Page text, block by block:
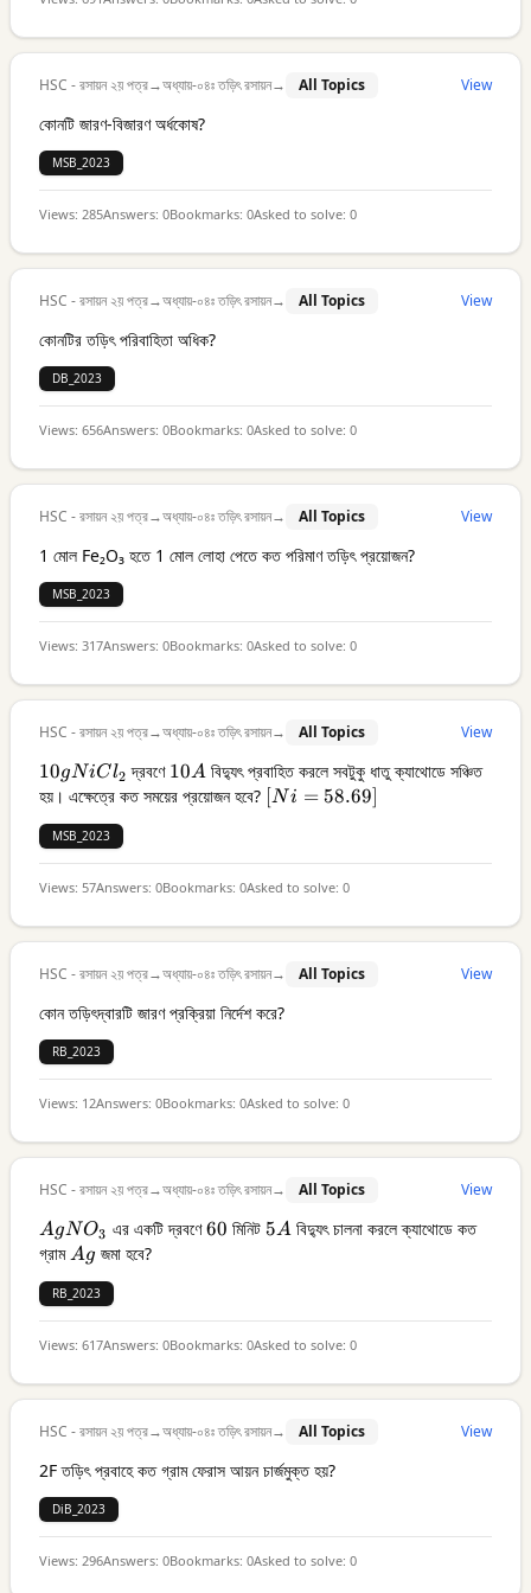
\mathrm{~V}
HSC - রসায়ন ২য় পত্র→অধ্যায়-০৪ঃ তড়িৎ রসায়ন→ All Topics View
কোনটি জারণ-বিজারণ অর্ধকোষ?
MSB_2023
Views: 285Answers: 0Bookmarks: 0Asked to solve: 0
HSC - রসায়ন ২য় পত্র→অধ্যায়-০৪ঃ তড়িৎ রসায়ন→ All Topics View
কোনটির তড়িৎ পরিবাহিতা অধিক?
DB_2023
Views: 656Answers: 0Bookmarks: 0Asked to solve: 0
HSC - রসায়ন ২য় পত্র→অধ্যায়-০৪ঃ তড়িৎ রসায়ন→ All Topics View
1 মোল Fe₂O₃ হতে 1 মোল লোহা পেতে কত পরিমাণ তড়িৎ প্রয়োজন?
MSB_2023
Views: 317Answers: 0Bookmarks: 0Asked to solve: 0
HSC - রসায়ন ২য় পত্র→অধ্যায়-০৪ঃ তড়িৎ রসায়ন→ All Topics View
10g
NiCl₂
10gNiCl2 দ্রবণে 10A
10Aবিদ্যুৎ প্রবাহিত করলে সবটুকু ধাতু ক্যাথোডে সঞ্চিত
হয়। এক্ষেত্রে কত সময়ের প্রয়োজন হবে? [Ni =
Ni = 58.69
MSB_2023
Views: 57Answers: 0Bookmarks: 0Asked to solve: 0
HSC - রসায়ন ২য় পত্র→অধ্যায়-০৪ঃ তড়িৎ রসায়ন→ All Topics View
কোন তড়িৎদ্বারটি জারণ প্রক্রিয়া নির্দেশ করে?
RB_2023
Views: 12Answers: 0Bookmarks: 0Asked to solve: 0
HSC - রসায়ন ২য় পত্র→অধ্যায়-০৪ঃ তড়িৎ রসায়ন→ All Topics View
AgNO_3
AgNO3 এর একটি দ্রবণে60
60 মিনিট 5A
5Aবিদ্যুৎ চালনা করলে ক্যাথোডে কত
গ্রামAg
Ag জমা হবে?
RB_2023
Views: 617Answers: 0Bookmarks: 0Asked to solve: 0
HSC - রসায়ন ২য় পত্র→অধ্যায়-০৪ঃ তড়িৎ রসায়ন→ All Topics View
2F তড়িৎ প্রবাহে কত গ্রাম ফেরাস আয়ন চার্জমুক্ত হয়?
DiB_2023
Views: 296Answers: 0Bookmarks: 0Asked to solve: 0